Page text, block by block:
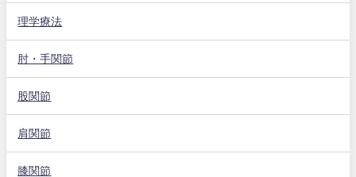
理学療法
肘・手関節
股関節
肩関節
膝関節